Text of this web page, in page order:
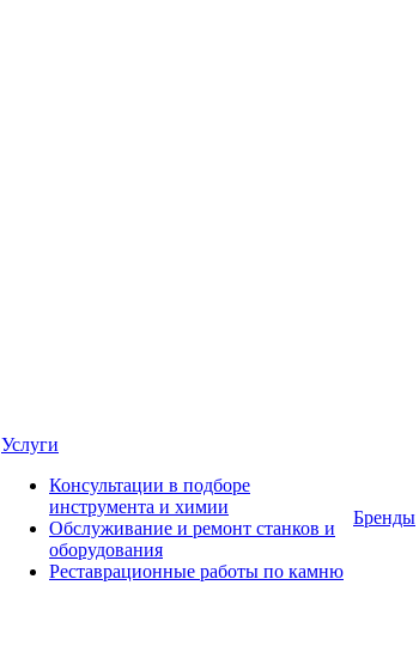
Услуги
Консультации в подборе
инструмента и химии
Обслуживание и ремонт станков и
оборудования
Реставрационные работы по камню
Бренды